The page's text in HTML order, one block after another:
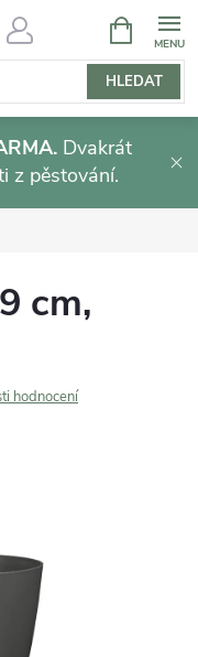
HLEDAT
NÁKUPNÍ
KOŠÍK
Dvakrát
z pěstování.
cm,
hodnocení